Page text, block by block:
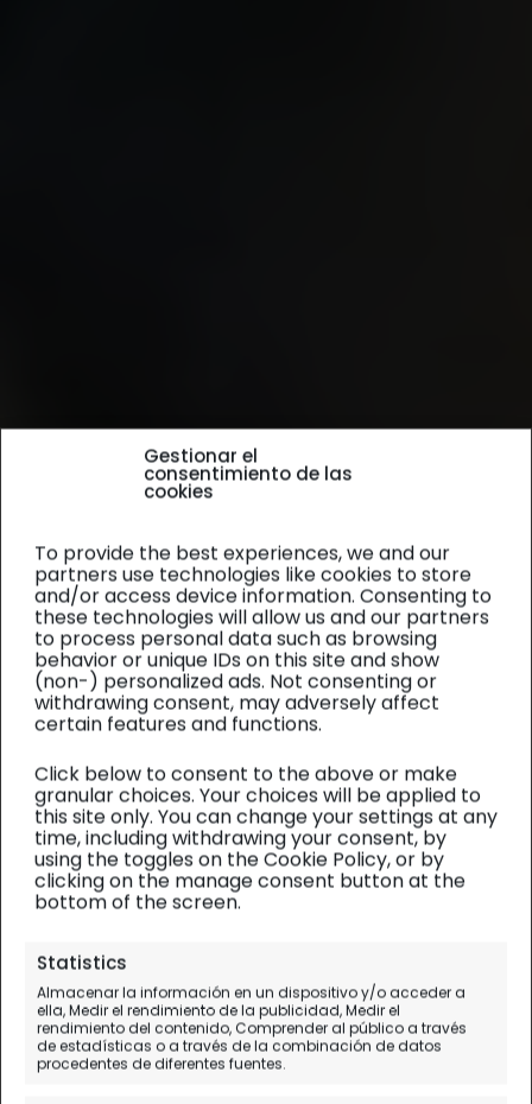
Gestionar el
consentimiento de las
cookies
To provide the best experiences, we and our
partners use technologies like cookies to store
and/or access device information. Consenting to
these technologies will allow us and our partners
to process personal data such as browsing
behavior or unique IDs on this site and show
(non-) personalized ads. Not consenting or
withdrawing consent, may adversely affect
certain features and functions.
Click below to consent to the above or make
granular choices. Your choices will be applied to
this site only. You can change your settings at any
time, including withdrawing your consent, by
using the toggles on the Cookie Policy, or by
clicking on the manage consent button at the
bottom of the screen.
Statistics
Almacenar la información en un dispositivo y/o acceder a
ella, Medir el rendimiento de la publicidad, Medir el
rendimiento del contenido, Comprender al público a través
de estadísticas o a través de la combinación de datos
procedentes de diferentes fuentes.
Mejor blog de viajes en
español